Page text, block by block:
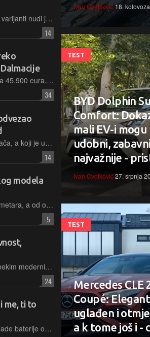
Najveći benzinski SUV kineske marke čak i u početnoj varijanti nudi jako puno za uloženi novac, uvjerljiv turbobenzinski motor i bolje vozne osobine od uobičajenih kineskih automobila
14
Jedini paket opreme Premium vrlo je raskošan, a košta 45.900 eura, od nadoplata je moguća tek mat boja i crna unutrašnjost, svaka od ovih stavki stoji po tisuću eura
34
Naravno, i dalje je riječ o sustavu koji traži nadzor vozača, a koji je uostalom i odgovoran za sve eventualne probleme koji se mogu desiti, odnosno eventualne kazne za prekršaje ili pak nesreće
14
modela
Riječ je o najprestižnijem modelu koji broji gotovo 4,8 metara, a od opreme ima sve potrebno te uz plug-in hibridnu tehnologiju stoji 47.990 eura
5
Iako je cjenovno izašao iz ‘budget’ okvira i opremljen nekim modernim tehnologijama, novi Duster još uvijek je pristupačan SUV koji ponajprije privlači svojom jednostavnošću i iskrenošću, a sada i dobrim hibridnim sustavom
24
me, ti to
Top model u BYD-jevoj ponudi raspoloživ je uz dvije Blade baterije od 82,5 odnosno 91,3 kWh, a testirani top model raspolaže pogonom na sve kotače te najvećom snagom od 390 kW / 531 KS
Ivan Cvetković18.
TEST
BYD Dolphin
Comfort:
mali EV-i
udobni,
najvažnije -
Ivan Cvetković27. srpnja
TEST
Mercedes CLE
Coupé:
uglađen i
a k tome još i -